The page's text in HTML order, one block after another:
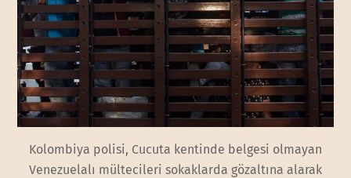
Kolombiya polisi, Cucuta kentinde belgesi olmayan
Venezuelalı mültecileri sokaklarda gözaltına alarak